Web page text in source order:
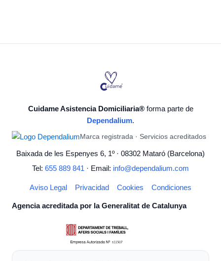
Cuidame Asistencia Domiciliaria®forma parte de
Dependalium.
Marca registrada · Servicios acreditados
Baixada de les Espenyes 6, 1º · 08302 Mataró (Barcelona)
Tel: 655 889 841 · Email: info@dependalium.com
Aviso Legal Privacidad Cookies Condiciones
Agencia acreditada por la Generalitat de Catalunya